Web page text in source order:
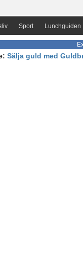
Sport Lunchguiden
Sälja guld med